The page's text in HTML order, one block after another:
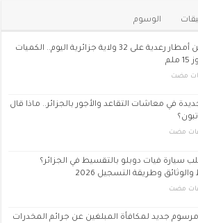
الوسوم
تحذير من أمطار رعدية على 32 ولاية جزائرية اليوم.. الكميات
في معاشات التقاعد والأجور بالجزائر.. ماذا قال
سيارة فيات دوبلو بالتقسيط في الجزائر؟
وطريقة التسجيل 2026
مرسوم جديد لمكافأة المبلغين عن جرائم المخدرات